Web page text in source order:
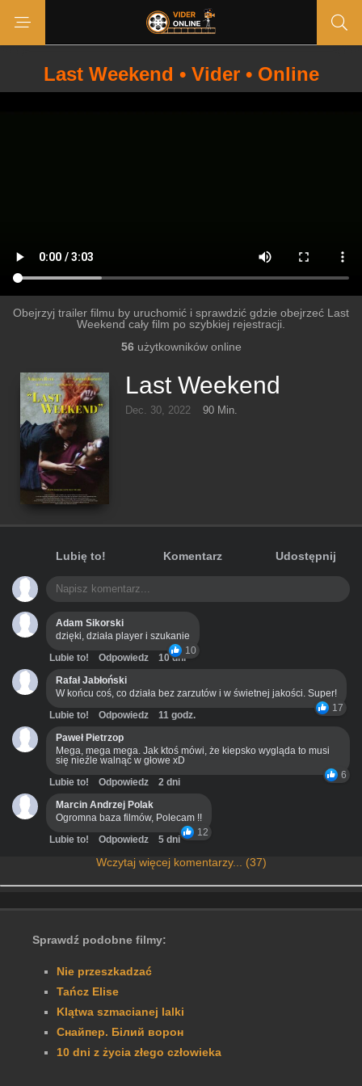
Last Weekend • Vider • Online
Obejrzyj trailer filmu by uruchomić i sprawdzić gdzie obejrzeć Last
Weekend cały film po szybkiej rejestracji.
56użytkowników online
Last Weekend
Dec. 30, 2022 90 Min.
Lubię to! Komentarz Udostępnij
Adam Sikorski
dzięki, działa player i szukanie
10
Lubie to! Odpowiedz
10 dni
Rafał Jabłoński
W końcu coś, co działa bez zarzutów i w świetnej jakości. Super!
17
Lubie to! Odpowiedz
11 godz.
Paweł Pietrzop
Mega, mega mega. Jak ktoś mówi, że kiepsko wygląda to musi
się nieźle walnąć w głowe xD
6
Lubie to! Odpowiedz
2 dni
Marcin Andrzej Polak
Ogromna baza filmów, Polecam !!
12
Lubie to! Odpowiedz 5 dni
Wczytaj więcej komentarzy... (37)
Sprawdź podobne filmy:
Nie przeszkadzać
Tańcz Elise
Klątwa szmacianej lalki
Снайпер. Білий ворон
10 dni z życia złego człowieka